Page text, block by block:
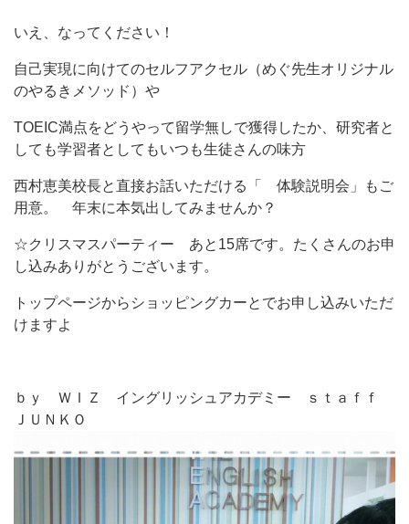
いえ、なってください！
自己実現に向けてのセルフアクセル（めぐ先生オリジナル
のやるきメソッド）や
TOEIC満点をどうやって留学無しで獲得したか、研究者と
しても学習者としてもいつも生徒さんの味方
西村恵美校長と直接お話いただける「 体験説明会」もご
用意。 年末に本気出してみませんか？
☆クリスマスパーティー あと15席です。たくさんのお申
し込みありがとうございます。
トップページからショッピングカーとでお申し込みいただ
けますよ
ｂｙ ＷＩＺ イングリッシュアカデミー ｓｔａｆｆ
ＪＵＮＫＯ